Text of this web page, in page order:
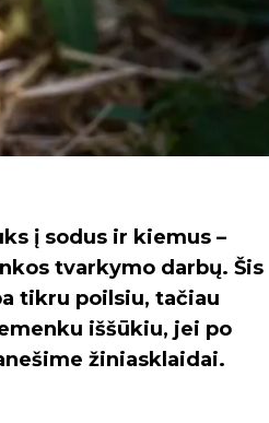
į sodus ir kiemus –
tvarkymo darbų. Šis
tikru poilsiu, tačiau
iššūkiu, jei po
žiniasklaidai.